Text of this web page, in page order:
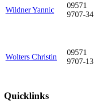
Wildner Yannic
09571
9707-34
Wolters Christin
09571
9707-13
Quicklinks